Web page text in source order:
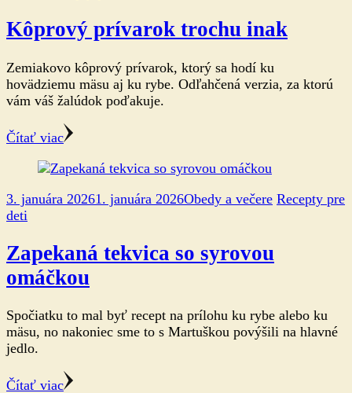
Kôprový prívarok trochu inak
Zemiakovo kôprový prívarok, ktorý sa hodí ku
hovädziemu mäsu aj ku rybe. Odľahčená verzia, za ktorú
vám váš žalúdok poďakuje.
Čítať viac
3. januára 20261. januára 2026Obedy a večere Recepty pre
deti
Zapekaná tekvica so syrovou
omáčkou
Spočiatku to mal byť recept na prílohu ku rybe alebo ku
mäsu, no nakoniec sme to s Martuškou povýšili na hlavné
jedlo.
Čítať viac